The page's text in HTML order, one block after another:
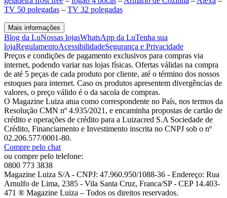
TV 50 polegadas – TV 32 polegadas
Mais informações
Blog da LuNossas lojasWhatsApp da LuTenha sua
lojaRegulamentoAcessibilidadeSegurança e Privacidade
Preços e condições de pagamento exclusivos para compras via
internet, podendo variar nas lojas físicas. Ofertas válidas na compra
de até 5 peças de cada produto por cliente, até o término dos nossos
estoques para internet. Caso os produtos apresentem divergências de
valores, o preço válido é o da sacola de compras.
O Magazine Luiza atua como correspondente no País, nos termos da
Resolução CMN nº 4.935/2021, e encaminha propostas de cartão de
crédito e operações de crédito para a Luizacred S.A Sociedade de
Crédito, Financiamento e Investimento inscrita no CNPJ sob o nº
02.206.577/0001-80.
Compre pelo chat
ou compre pelo telefone:
0800 773 3838
Magazine Luiza S/A - CNPJ: 47.960.950/1088-36 - Endereço: Rua
Arnulfo de Lima, 2385 - Vila Santa Cruz, Franca/SP - CEP 14.403-
471 ® Magazine Luiza – Todos os direitos reservados.